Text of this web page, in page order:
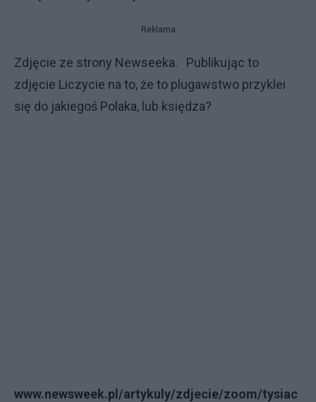
Reklama
Zdjęcie ze strony Newseeka. Publikując to
zdjęcie Liczycie na to, że to plugawstwo przyklei
się do jakiegoś Polaka, lub księdza?
www.newsweek.pl/artykuly/zdjecie/zoom/tysiac